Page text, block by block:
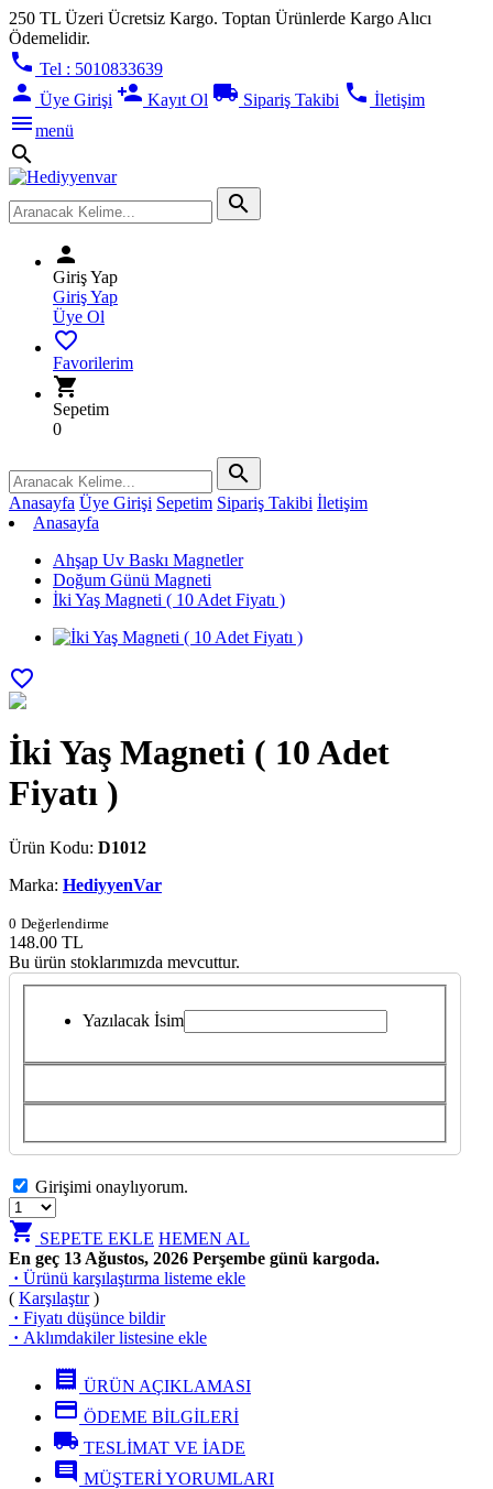
250 TL Üzeri Ücretsiz Kargo. Toptan Ürünlerde Kargo Alıcı
Ödemelidir.
phone Tel : 5010833639
person Üye Girişi person_add Kayıt Ol local_shipping Sipariş Takibi phone İletişim
menumenü
search
search
person
Giriş Yap
Giriş Yap
Üye Ol
favorite_border
Favorilerim
shopping_cart
Sepetim
0
search
Anasayfa Üye Girişi Sepetim Sipariş Takibi İletişim
Anasayfa
Ahşap Uv Baskı Magnetler
Doğum Günü Magneti
İki Yaş Magneti ( 10 Adet Fiyatı )
favorite_border
İki Yaş Magneti ( 10 Adet
Fiyatı )
Ürün Kodu: D1012
Marka: HediyyenVar
0 Değerlendirme
148.00 TL
Bu ürün stoklarımızda mevcuttur.
Yazılacak İsim
Girişimi onaylıyorum.
shopping_cart SEPETE EKLE HEMEN AL
En geç 13 Ağustos, 2026 Perşembe günü kargoda.
· Ürünü karşılaştırma listeme ekle
( Karşılaştır)
· Fiyatı düşünce bildir
· Aklımdakiler listesine ekle
receipt ÜRÜN AÇIKLAMASI
credit_card ÖDEME BİLGİLERİ
local_shipping TESLİMAT VE İADE
comment MÜŞTERİ YORUMLARI